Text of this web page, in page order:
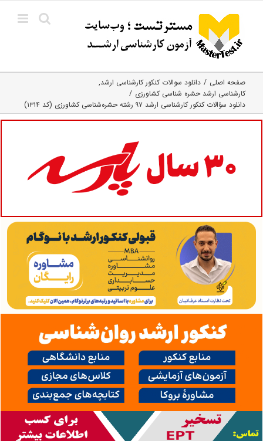
content
صفحه اصلی
دانلود سوالات کنکور کارشناسی ارشد
کارشناسی ارشد حشره‌ شناسی کشاورزی
دانلود سؤالات کنکور کارشناسی ارشد ۹۷ رشته حشره‌شناسی کشاورزی (کد ۱۳۱۴)